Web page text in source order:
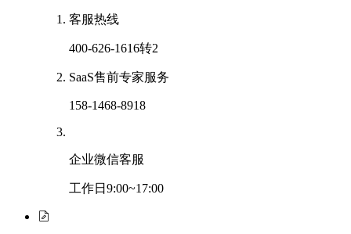
客服热线
400-626-1616转2
SaaS售前专家服务
158-1468-8918
企业微信客服
工作日9:00~17:00